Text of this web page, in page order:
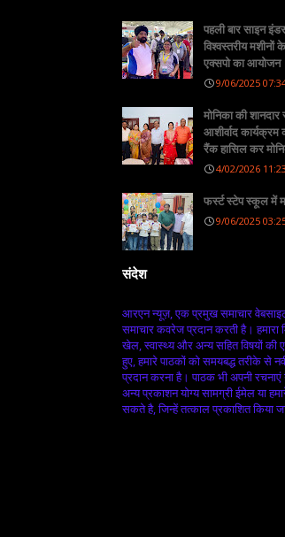
पहली बार साइन
विश्वस्तरीय मशीनों
एक्सपो का आयोजन
9/06/2025
मोनिका की
आशीर्वाद
रैंक हासिल कर
4/02/2026
फर्स्ट स्टेप स्कूल में
9/06/2025
संदेश
आरएन न्यूज़, एक प्रमुख समाचार वेबसाइट
समाचार कवरेज प्रदान करती है। हमारा
खेल, स्वास्थ्य और अन्य सहित विषयों
हुए, हमारे पाठकों को समयबद्ध तरीके से
प्रदान करना है। पाठक भी अपनी
अन्य प्रकाशन योग्य सामग्री ईमेल या
सकते है, जिन्हें तत्काल प्रकाशित किया